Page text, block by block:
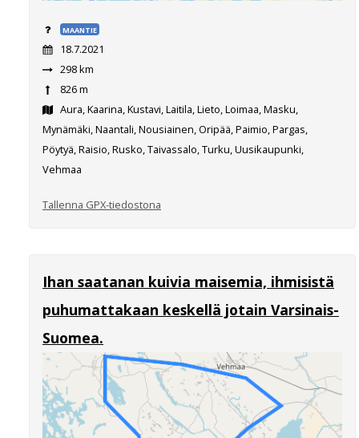
MAANTIE
18.7.2021
298 km
826 m
Aura, Kaarina, Kustavi, Laitila, Lieto, Loimaa, Masku,
Mynämäki, Naantali, Nousiainen, Oripää, Paimio, Pargas,
Pöytyä, Raisio, Rusko, Taivassalo, Turku, Uusikaupunki,
Vehmaa
Tallenna GPX-tiedostona
Ihan saatanan kuivia maisemia, ihmisistä
puhumattakaan keskellä jotain Varsinais-
Suomea.